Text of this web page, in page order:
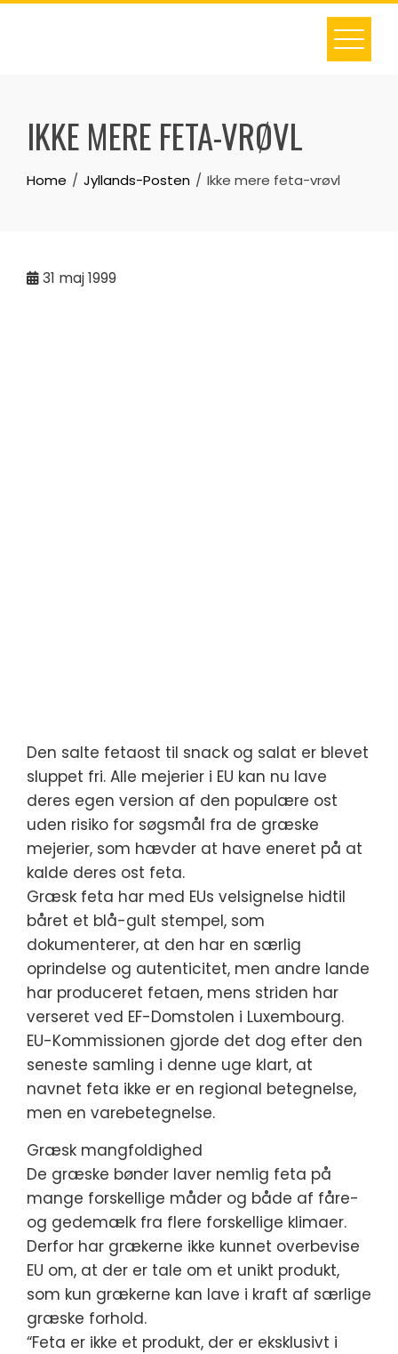
Skip
IKKE MERE FETA-VRØVL
Home Jyllands-Posten Ikke mere feta-vrøvl
31 maj 1999
Den salte fetaost til snack og salat er blevet
sluppet fri. Alle mejerier i EU kan nu lave
deres egen version af den populære ost
uden risiko for søgsmål fra de græske
mejerier, som hævder at have eneret på at
kalde deres ost feta.
Græsk feta har med EUs velsignelse hidtil
båret et blå-gult stempel, som
dokumenterer, at den har en særlig
oprindelse og autenticitet, men andre lande
har produceret fetaen, mens striden har
verseret ved EF-Domstolen i Luxembourg.
EU-Kommissionen gjorde det dog efter den
seneste samling i denne uge klart, at
navnet feta ikke er en regional betegnelse,
men en varebetegnelse.
Græsk mangfoldighed
De græske bønder laver nemlig feta på
mange forskellige måder og både af fåre-
og gedemælk fra flere forskellige klimaer.
Derfor har grækerne ikke kunnet overbevise
EU om, at der er tale om et unikt produkt,
som kun grækerne kan lave i kraft af særlige
græske forhold.
“Feta er ikke et produkt, der er eksklusivt i